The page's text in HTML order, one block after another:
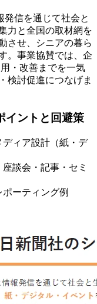
発信を通じて社会と
力と全国の取材網を
させ、シニアの暮ら
。事業協賛では、企
・改善までを一気
検討促進につなげま
イントと回避策
ィア設計（紙・デ
談会・記事・セミ
ーティング例